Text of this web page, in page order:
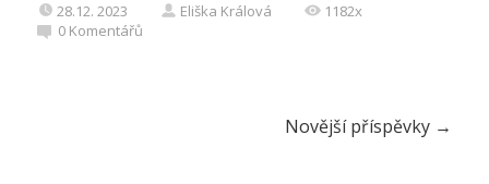
28.12. 2023 Eliška Králová
1182x
0 Komentářů
Novější příspěvky →